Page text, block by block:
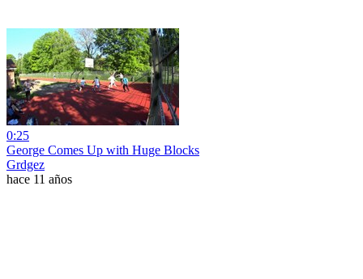
0:25
George Comes Up with Huge Blocks
Grdgez
hace 11 años